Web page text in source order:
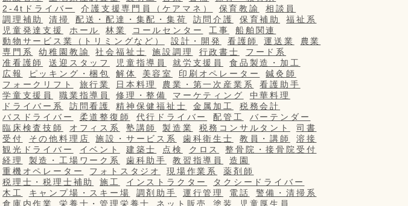
2-4tドライバー
介護支援専門員（ケアマネ） 保育教諭
相談員
調理補助
清掃 配送・配達・集配・集荷 訪問介護 保育補助
福祉系
児童発達支援
ホール 林業 コールセンター 工事
船舶関連
動物サービス業（トリミングなど）
設計・開発 看護師 運送業
農業
専門系
幼稚園教諭 社会福祉士 施設調理 行政書士
フード系
准看護師
送迎スタッフ 児童指導員 就労支援員
食品製造・加工
広報
ピッキング・梱包 解体 美容室 印刷オペレーター
鍼灸師
フォークリフト
旅行業 日本料理 農業・第一次産業系
看護助手
学童支援員
職業指導員 修理・整備 マーケティング
中華料理
ドライバー系
訪問看護 精神保健福祉士 金属加工
税務会計
バスドライバー
柔道整復師 代行ドライバー 配管工
バーテンダー
臨床検査技師
オフィス系 塾講師 製造業 税務コンサルタント
司書
受付
その他料理店 施設・サービス系 歯科衛生士 教員・講師
溶接
観光ドライバー
イベント 建築士 点検 クロス
整骨院・接骨院受付
経理
製造・工場ワーク系 歯科助手 教習指導員
造園
重機オペレーター
フォトスタジオ 現場作業系
薬剤師
税理士・税理士補助
施工 インストラクター
タクシードライバー
木工
キャンプ場・スキー場 調剤助手 運行管理 電話
警備・清掃系
倉庫内作業
栄養士・管理栄養士 ネット販売 塗装
児童厚生員